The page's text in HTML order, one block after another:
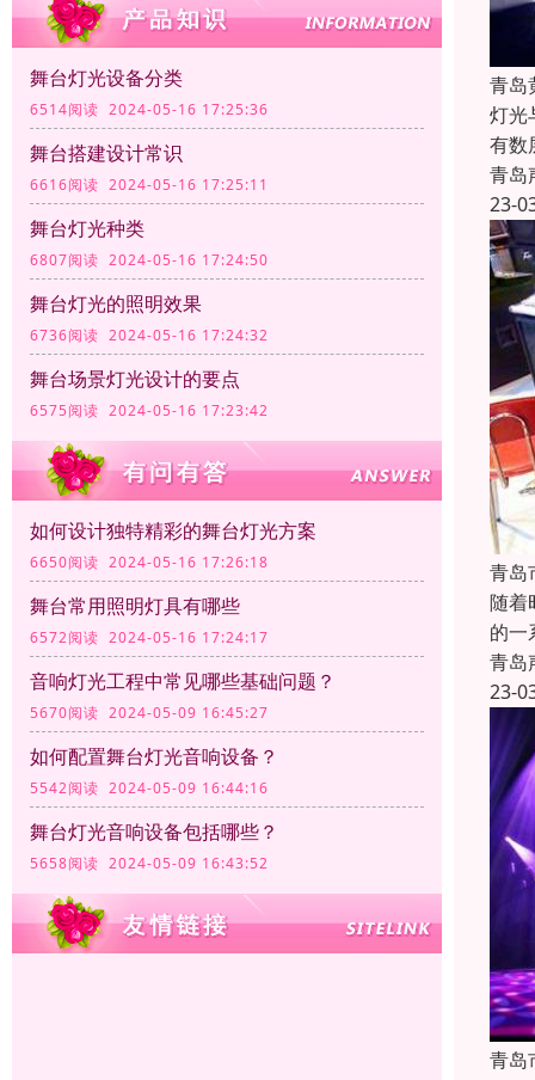
舞台灯光设备分类
6514阅读 2024-05-16 17:25:36
舞台搭建设计常识
6616阅读 2024-05-16 17:25:11
舞台灯光种类
6807阅读 2024-05-16 17:24:50
舞台灯光的照明效果
6736阅读 2024-05-16 17:24:32
舞台场景灯光设计的要点
6575阅读 2024-05-16 17:23:42
如何设计独特精彩的舞台灯光方案
6650阅读 2024-05-16 17:26:18
舞台常用照明灯具有哪些
6572阅读 2024-05-16 17:24:17
音响灯光工程中常见哪些基础问题？
5670阅读 2024-05-09 16:45:27
如何配置舞台灯光音响设备？
5542阅读 2024-05-09 16:44:16
舞台灯光音响设备包括哪些？
5658阅读 2024-05-09 16:43:52
青岛
灯光
有数
青岛
23-
青岛
随着
的一
青岛
23-
青岛